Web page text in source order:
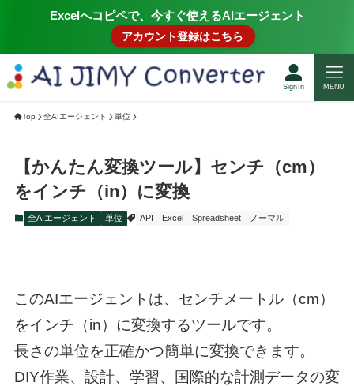
Excelへコピペで、今すぐ使えるAIエージェント
アカウント登録はこちら
SignIn MENU
Top 全AIエージェント 単位
【かんたん変換ツール】センチ（cm）
をインチ（in）に変換
全AIエージェント 単位 API Excel Spreadsheet ノーマル
このAIエージェントは、センチメートル（cm）
をインチ（in）に変換するツールです。
長さの単位を正確かつ簡単に変換できます。
DIY作業、設計、学習、国際的な計測データの変